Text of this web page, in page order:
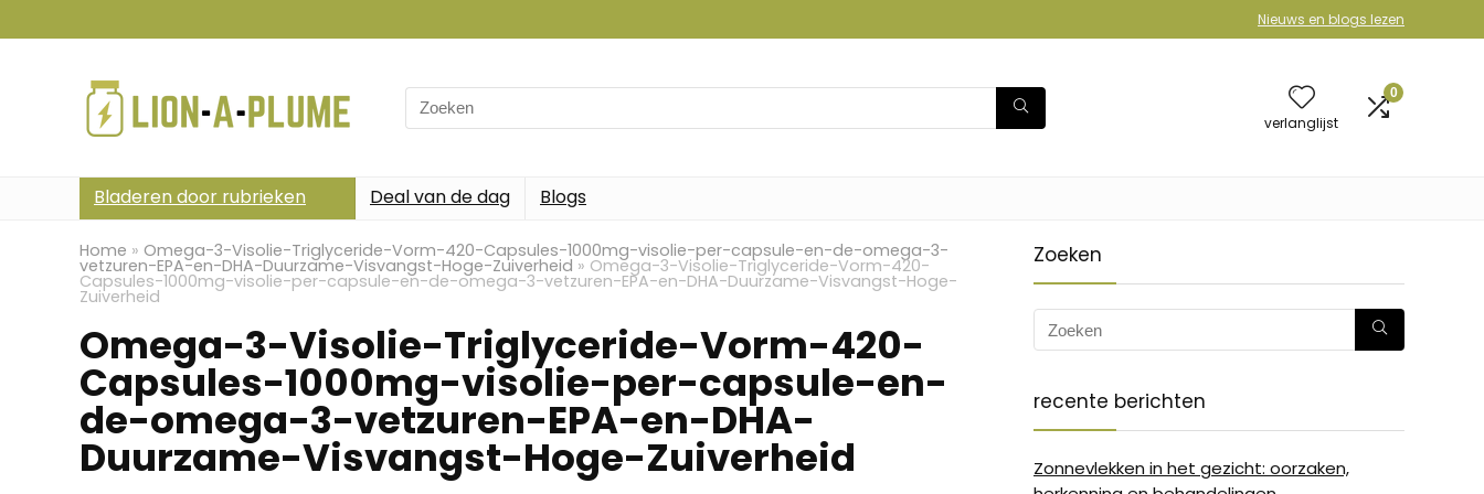
Nieuws en blogs lezen
Search
for:
verlanglijst
0
Bladeren door rubrieken Deal van de dag Blogs
Home » Omega-3-Visolie-Triglyceride-Vorm-420-Capsules-1000mg-visolie-per-capsule-en-de-omega-3-
vetzuren-EPA-en-DHA-Duurzame-Visvangst-Hoge-Zuiverheid » Omega-3-Visolie-Triglyceride-Vorm-420-
Capsules-1000mg-visolie-per-capsule-en-de-omega-3-vetzuren-EPA-en-DHA-Duurzame-Visvangst-Hoge-
Zuiverheid
Omega-3-Visolie-Triglyceride-Vorm-420-
Capsules-1000mg-visolie-per-capsule-en-
de-omega-3-vetzuren-EPA-en-DHA-
Duurzame-Visvangst-Hoge-Zuiverheid
Zoeken
recente berichten
Zonnevlekken in het gezicht: oorzaken,